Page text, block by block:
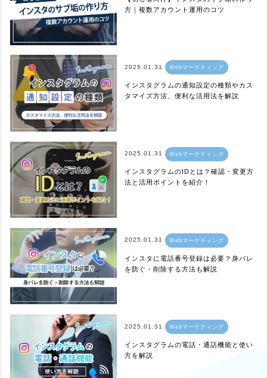
方｜複数アカウント運用のコツ
2025.01.31 Webマーケティング
インスタグラムの通知設定の種類やカス
タマイズ方法、便利な活用法を解説
2025.01.31 Webマーケティング
インスタグラムのIDとは？確認・変更方
法と活用ポイントを紹介！
2025.01.31 Webマーケティング
インスタに電話番号登録は必要？身バレ
を防ぐ・削除する方法も解説
2025.01.31 Webマーケティング
インスタグラムの電話・通話機能と使い
方を解説